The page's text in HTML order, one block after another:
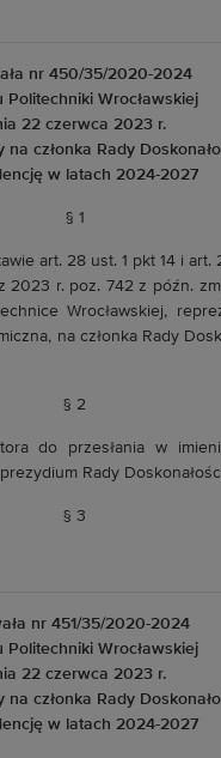
nr 450/35/2020-2024
Politechniki Wrocławskiej
22 czerwca 2023 r.
członka Rady
w latach 2024-2027
§ 1
art. 28 ust. 1 pkt 14 i
2023 r. poz. 742 z późn.
Wrocławskiej,
na członka Rady
§ 2
do przesłania w
Rady
§ 3
nr 451/35/2020-2024
Politechniki Wrocławskiej
22 czerwca 2023 r.
członka Rady
w latach 2024-2027